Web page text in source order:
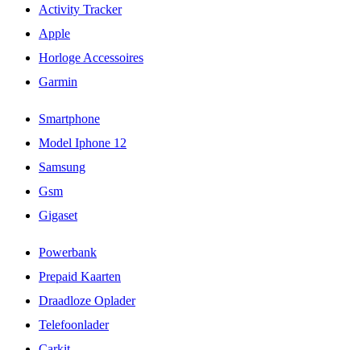
Activity Tracker
Apple
Horloge Accessoires
Garmin
Smartphone
Model Iphone 12
Samsung
Gsm
Gigaset
Powerbank
Prepaid Kaarten
Draadloze Oplader
Telefoonlader